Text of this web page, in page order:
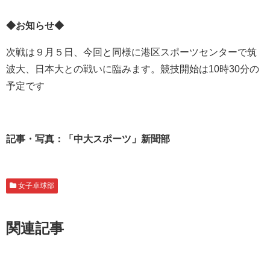
◆お知らせ◆
次戦は９月５日、今回と同様に港区スポーツセンターで筑
波大、日本大との戦いに臨みます。競技開始は10時30分の
予定です
記事・写真：「中大スポーツ」新聞部
女子卓球部
関連記事